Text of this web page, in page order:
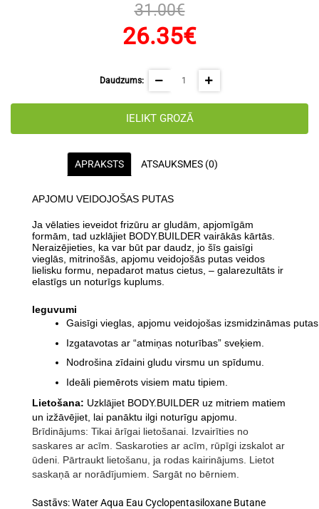
31.00€
26.35€
Daudzums:
IELIKT GROZĀ
APRAKSTS ATSAUKSMES (0)
APJOMU VEIDOJOŠAS PUTAS
Ja vēlaties ieveidot frizūru ar gludām, apjomīgām
formām, tad uzklājiet BODY.BUILDER vairākās kārtās.
Neraizējieties, ka var būt par daudz, jo šīs gaisīgi
vieglās, mitrinošās, apjomu veidojošās putas veidos
lielisku formu, nepadarot matus cietus, – galarezultāts ir
elastīgs un noturīgs kuplums.
Ieguvumi
Gaisīgi vieglas, apjomu veidojošas izsmidzināmas
Izgatavotas ar “atmiņas noturības” sveķiem.
Nodrošina zīdaini gludu virsmu un spīdumu.
Ideāli piemērots visiem matu tipiem.
Lietošana: Uzklājiet BODY.BUILDER uz mitriem matiem
un izžāvējiet, lai panāktu ilgi noturīgu apjomu.
Brīdinājums: Tikai ārīgai lietošanai. Izvairīties no
saskares ar acīm. Saskaroties ar acīm, rūpīgi izskalot ar
ūdeni. Pārtraukt lietošanu, ja rodas kairinājums. Lietot
saskaņā ar norādījumiem. Sargāt no bērniem.
Sastāvs: Water Aqua Eau Cyclopentasiloxane Butane